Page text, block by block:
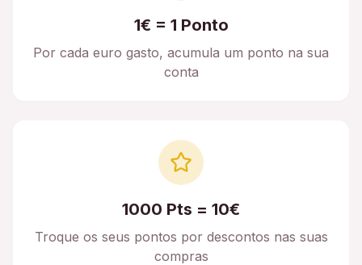
1€ = 1 Ponto
Por cada euro gasto, acumula um ponto na sua
conta
1000 Pts = 10€
Troque os seus pontos por descontos nas suas
compras